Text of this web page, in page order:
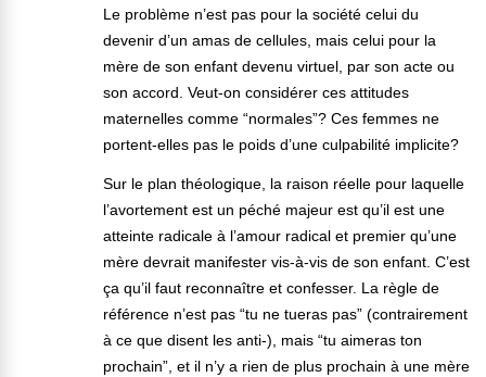
Le problème n’est pas pour la société celui du
devenir d’un amas de cellules, mais celui pour la
mère de son enfant devenu virtuel, par son acte ou
son accord. Veut-on considérer ces attitudes
maternelles comme “normales”? Ces femmes ne
portent-elles pas le poids d’une culpabilité implicite?
Sur le plan théologique, la raison réelle pour laquelle
l’avortement est un péché majeur est qu’il est une
atteinte radicale à l’amour radical et premier qu’une
mère devrait manifester vis-à-vis de son enfant. C’est
ça qu’il faut reconnaître et confesser. La règle de
référence n’est pas “tu ne tueras pas” (contrairement
à ce que disent les anti-), mais “tu aimeras ton
prochain”, et il n’y a rien de plus prochain à une mère